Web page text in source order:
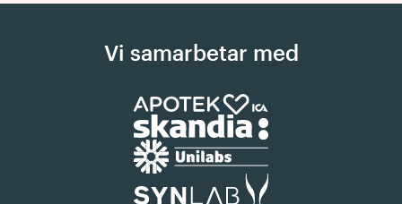
Vi samarbetar med